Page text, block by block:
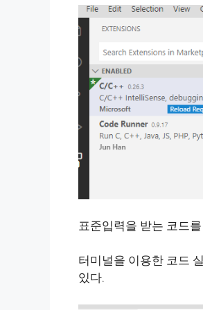
표준입력을 받는 코드
터미널을 이용한 코드
있다.